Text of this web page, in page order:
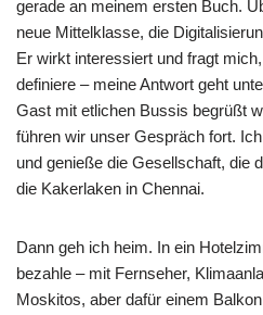
gerade an meinem ersten Buch.
neue Mittelklasse, die
Er wirkt interessiert und fragt
definiere – meine Antwort geht
Gast mit etlichen Bussis begrüßt
führen wir unser Gespräch fort.
und genieße die Gesellschaft, die
die Kakerlaken in Chennai.
Dann geh ich heim. In ein
bezahle – mit Fernseher,
Moskitos, aber dafür einem